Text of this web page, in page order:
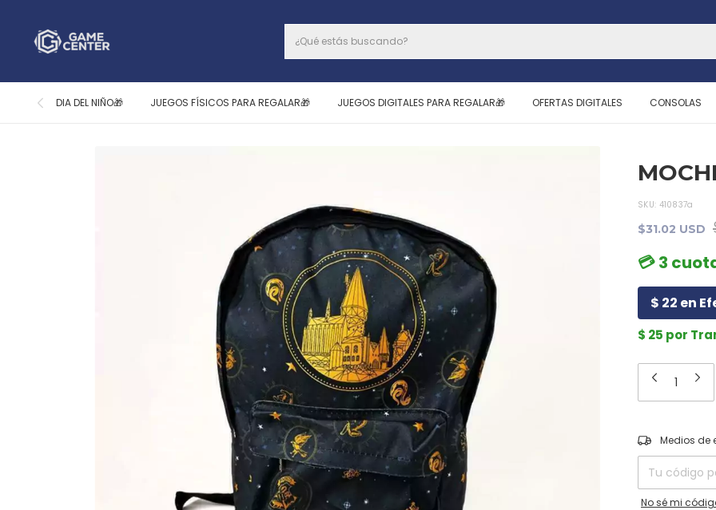
DIA DEL NIÑO🎁 JUEGOS FÍSICOS PARA REGALAR🎁 JUEGOS DIGITALES PARA REGALAR🎁 OFERTAS DIGITALES CONSOLAS
SKU: 410837a
$31.02 USD
💳 3
$ 22 en
$ 25 por
Entregas para
Medios de
No sé mi